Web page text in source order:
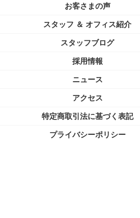
お客さまの声
スタッフ ＆ オフィス紹介
スタッフブログ
採用情報
ニュース
アクセス
特定商取引法に基づく表記
プライバシーポリシー